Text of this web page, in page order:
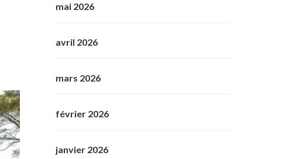
mai 2026
avril 2026
mars 2026
février 2026
janvier 2026